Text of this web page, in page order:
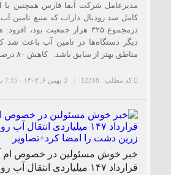
کشف ۱۰ هزار
داراب
۞
یک فوتی بر اثر
داراب
۞
🔺انهدام باند توزیع
✅بررسی موانع
۱۸۵ مگاواتی
فرماندار ویژه
مدیرعامل شرکت آبفا فارس همچنین
درمجموع ۳۲۵ هزار جمعیت بود،
دیگر دستگاه‌ها در تامین آب باعث شد
مناطق بهتر از سابق باشد. کاهش ۸۰ درصدی بارش‌ها […]
کد مطلب : 12318 بهمن ۶, ۱۴۰۲ - 7:15 ب.ظ
خبر خوش مسئولین در خصوص ام
قرارداد ۱۴۷ میلیاردی